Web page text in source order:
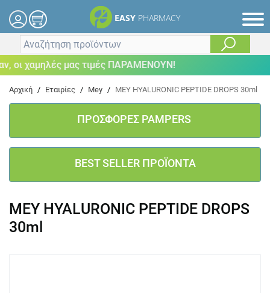
EASY PHARMACY
χαμηλές μας τιμές ΠΑΡΑΜΕΝΟΥΝ!
Αρχική / Εταιρίες / Mey / MEY HYALURONIC PEPTIDE DROPS 30ml
ΠΡΟΣΦΟΡΕΣ PAMPERS
BEST SELLER ΠΡΟΪΟΝΤΑ
MEY HYALURONIC PEPTIDE DROPS
30ml